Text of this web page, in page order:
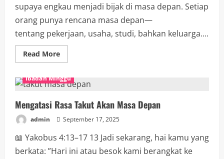
supaya engkau menjadi bijak di masa depan. Setiap
orang punya rencana masa depan—
tentang pekerjaan, usaha, studi, bahkan keluarga....
Read More
Ibadah Minggu
Mengatasi Rasa Takut Akan Masa Depan
admin September 17, 2025
📖 Yakobus 4:13–17 13 Jadi sekarang, hai kamu yang
berkata: ”Hari ini atau besok kami berangkat ke